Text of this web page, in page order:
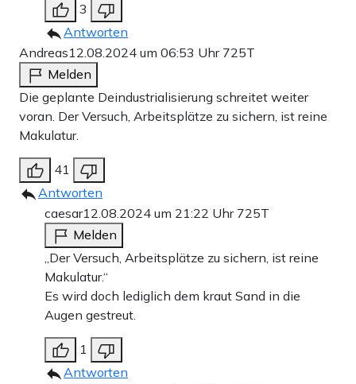
3
Antworten
Andreas12.08.2024 um 06:53 Uhr 725T
Melden
Die geplante Deindustrialisierung schreitet weiter
voran. Der Versuch, Arbeitsplätze zu sichern, ist reine
Makulatur.
41
Antworten
caesar12.08.2024 um 21:22 Uhr 725T
Melden
„Der Versuch, Arbeitsplätze zu sichern, ist reine
Makulatur.“
Es wird doch lediglich dem kraut Sand in die
Augen gestreut.
1
Antworten